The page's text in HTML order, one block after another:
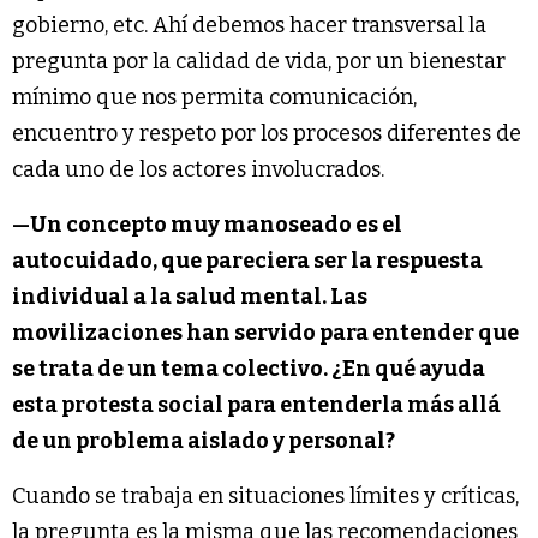
gobierno, etc. Ahí debemos hacer transversal la
pregunta por la calidad de vida, por un bienestar
mínimo que nos permita comunicación,
encuentro y respeto por los procesos diferentes de
cada uno de los actores involucrados.
—Un concepto muy manoseado es el
autocuidado, que pareciera ser la respuesta
individual a la salud mental. Las
movilizaciones han servido para entender que
se trata de un tema colectivo. ¿En qué ayuda
esta protesta social para entenderla más allá
de un problema aislado y personal?
Cuando se trabaja en situaciones límites y críticas,
la pregunta es la misma que las recomendaciones